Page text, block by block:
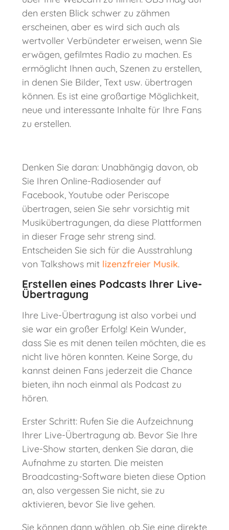
den ersten Blick schwer zu zähmen
erscheinen, aber es wird sich auch als
wertvoller Verbündeter erweisen, wenn Sie
erwägen, gefilmtes Radio zu machen. Es
ermöglicht Ihnen auch, Szenen zu erstellen,
in denen Sie Bilder, Text usw. übertragen
können. Es ist eine großartige Möglichkeit,
neue und interessante Inhalte für Ihre Fans
zu erstellen.
Denken Sie daran: Unabhängig davon, ob
Sie Ihren Online-Radiosender auf
Facebook, Youtube oder Periscope
übertragen, seien Sie sehr vorsichtig mit
Musikübertragungen, da diese Plattformen
in dieser Frage sehr streng sind.
Entscheiden Sie sich für die Ausstrahlung
von Talkshows mit lizenzfreier Musik.
Erstellen eines Podcasts Ihrer Live-
Übertragung
Ihre Live-Übertragung ist also vorbei und
sie war ein großer Erfolg! Kein Wunder,
dass Sie es mit denen teilen möchten, die es
nicht live hören konnten. Keine Sorge, du
kannst deinen Fans jederzeit die Chance
bieten, ihn noch einmal als Podcast zu
hören.
Erster Schritt: Rufen Sie die Aufzeichnung
Ihrer Live-Übertragung ab. Bevor Sie Ihre
Live-Show starten, denken Sie daran, die
Aufnahme zu starten. Die meisten
Broadcasting-Software bieten diese Option
an, also vergessen Sie nicht, sie zu
aktivieren, bevor Sie live gehen.
Sie können dann wählen, ob Sie eine direkte